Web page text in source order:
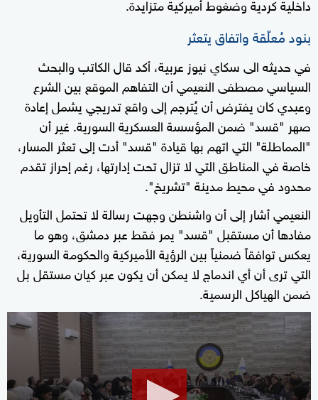
بنود مُعلّقة واتفاق يتعثر
في حديثه الى سكاي نيوز عربية، أكد قال الكاتب والبحث
السياسي مصطفى النعيمي أن التفاهم الموقع بين الشرع
وعبدي كان يفترض أن يُترجم إلى واقع تدريجي يشمل إعادة
صهر "قسد" ضمن المؤسسة العسكرية السورية. غير أن
"المماطلة" التي اتهم بها قيادة "قسد" أدت إلى تعثر المسار،
خاصة في المناطق التي لا تزال تحت إدارتها، رغم إحراز تقدم
محدود في محيط مدينة "تشريخ".
النعيمي أشار إلى أن واشنطن وجهت رسالة لا تحتمل التأويل
مفادها أن مستقبل "قسد" يمر فقط عبر دمشق، وهو ما
يعكس توافقاً ضمنياً بين الرؤية الأميركية والحكومة السورية،
التي ترى أن أي اندماج لا يمكن أن يكون عبر كيان مستقل بل
ضمن الهياكل الرسمية.
seconds
seconds